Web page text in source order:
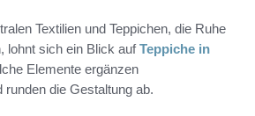
Textilien und Teppichen, die Ruhe
lohnt sich ein Blick aufTeppiche in
Elemente ergänzen
runden die Gestaltung ab.